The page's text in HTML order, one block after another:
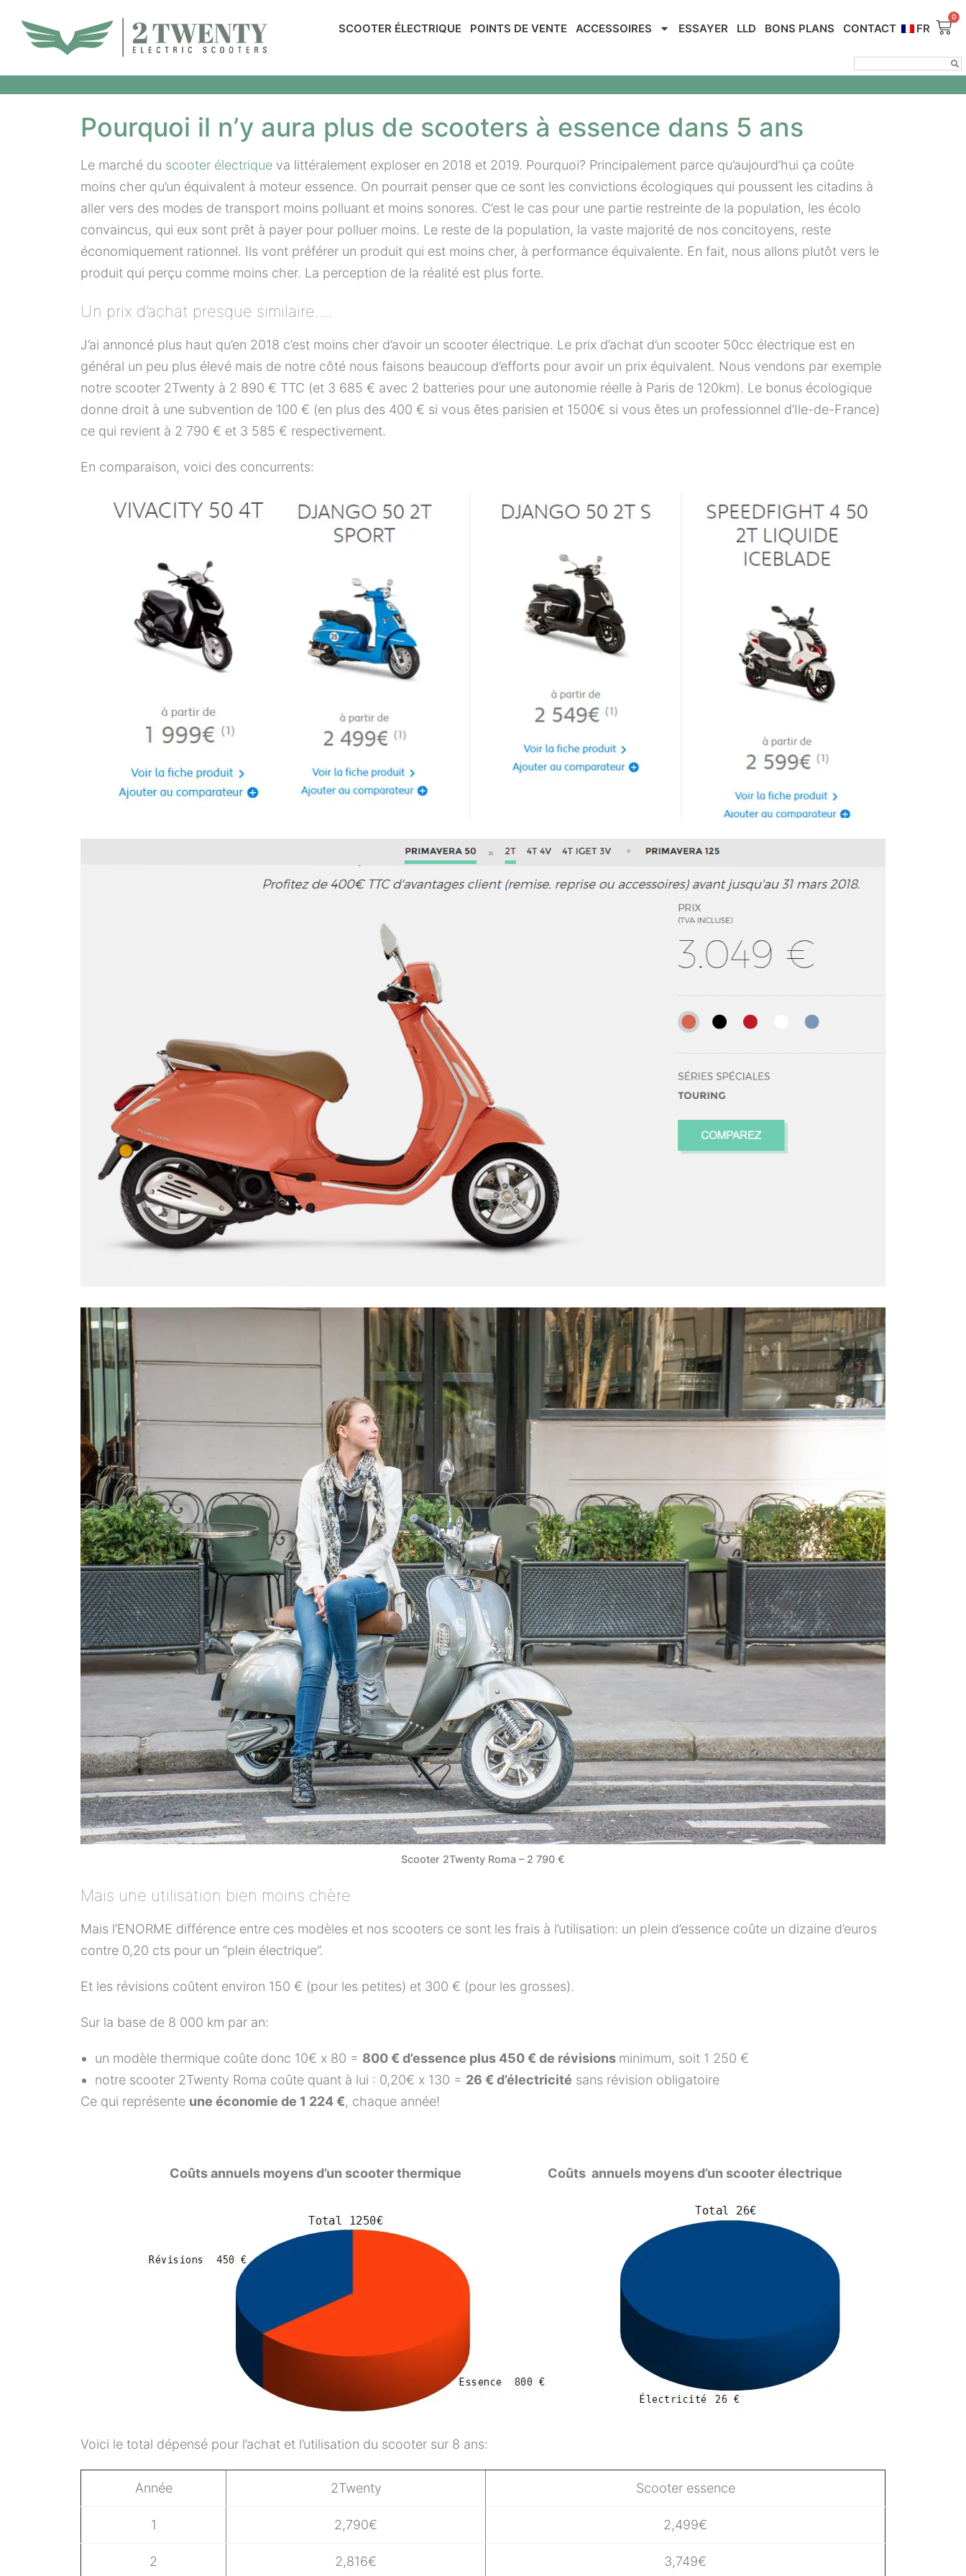
Aller
au
SCOOTER ÉLECTRIQUE POINTS DE VENTE ACCESSOIRES ESSAYER LLD BONS PLANS CONTACT FR
Pourquoi il n’y aura plus de scooters à essence dans 5 ans
Le marché du scooter électrique va littéralement exploser en 2018 et 2019. Pourquoi? Principalement parce qu’aujourd’hui ça coûte
moins cher qu’un équivalent à moteur essence. On pourrait penser que ce sont les convictions écologiques qui poussent les citadins à
aller vers des modes de transport moins polluant et moins sonores. C’est le cas pour une partie restreinte de la population, les écolo
convaincus, qui eux sont prêt à payer pour polluer moins. Le reste de la population, la vaste majorité de nos concitoyens, reste
économiquement rationnel. Ils vont préférer un produit qui est moins cher, à performance équivalente. En fait, nous allons plutôt vers le
produit qui perçu comme moins cher. La perception de la réalité est plus forte.
Un prix d’achat presque similaire….
J’ai annoncé plus haut qu’en 2018 c’est moins cher d’avoir un scooter électrique. Le prix d’achat d’un scooter 50cc électrique est en
général un peu plus élevé mais de notre côté nous faisons beaucoup d’efforts pour avoir un prix équivalent. Nous vendons par exemple
notre scooter 2Twenty à 2 890 € TTC (et 3 685 € avec 2 batteries pour une autonomie réelle à Paris de 120km). Le bonus écologique
donne droit à une subvention de 100 € (en plus des 400 € si vous êtes parisien et 1500€ si vous êtes un professionnel d’Ile-de-France)
ce qui revient à 2 790 € et 3 585 € respectivement.
En comparaison, voici des concurrents:
Scooter 2Twenty Roma – 2 790 €
Mais une utilisation bien moins chère
Mais l’ENORME différence entre ces modèles et nos scooters ce sont les frais à l’utilisation: un plein d’essence coûte un dizaine d’euros
contre 0,20 cts pour un “plein électrique”.
Et les révisions coûtent environ 150 € (pour les petites) et 300 € (pour les grosses).
Sur la base de 8 000 km par an:
un modèle thermique coûte donc 10€ x 80 = 800 € d’essence plus 450 € de révisions minimum, soit 1 250 €
notre scooter 2Twenty Roma coûte quant à lui : 0,20€ x 130 = 26 € d’électricité sans révision obligatoire
Ce qui représente une économie de 1 224 €, chaque année!
Coûts annuels moyens d’un scooter thermique Coûts annuels moyensd’un scooter électrique
Voici le total dépensé pour l’achat et l’utilisation du scooter sur 8 ans:
Année 2Twenty Scooter essence
1 2,790€ 2,499€
2 2,816€ 3,749€